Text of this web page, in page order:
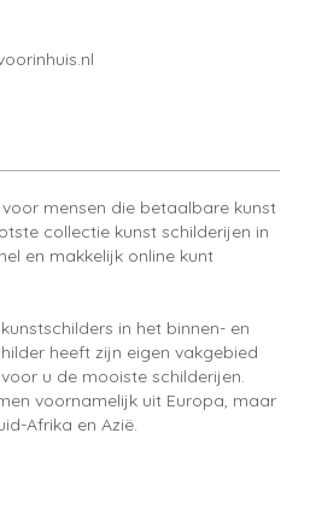
mensen die betaalbare kunst
collectie kunst schilderijen in
en makkelijk online kunt
in het binnen- en
heeft zijn eigen vakgebied
u de mooiste schilderijen.
voornamelijk uit Europa, maar
Afrika en Azië.